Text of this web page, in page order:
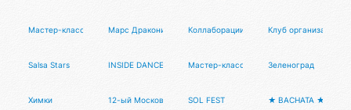
Мастер-классы Марс Драконис Коллаборации с Тансалтой
Клуб
Salsa Stars INSIDE DANCE FESTIVALМастер-классы Зеленоград
Химки 12-ый Московский фестиваль сальсы
SOL FEST ★ BACHATA ★